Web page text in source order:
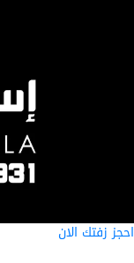
زفتك الان